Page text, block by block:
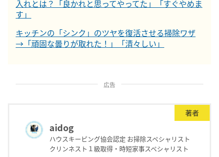
入れとは？「良かれと思ってやってた」「すぐやめま
す」
キッチンの「シンク」のツヤを復活させる掃除ワザ
→「頑固な曇りが取れた！」「清々しい」
広告
著者
aidog
ハウスキーピング協会認定 お掃除スペシャリスト
クリンネスト１級取得・時短家事スペシャリスト